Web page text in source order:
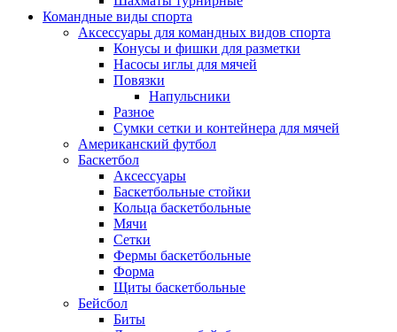
Командные виды спорта
Аксессуары для командных видов спорта
Конусы и фишки для разметки
Насосы иглы для мячей
Повязки
Напульсники
Разное
Сумки сетки и контейнера для мячей
Американский футбол
Баскетбол
Аксессуары
Баскетбольные стойки
Кольца баскетбольные
Мячи
Сетки
Фермы баскетбольные
Форма
Щиты баскетбольные
Бейсбол
Биты